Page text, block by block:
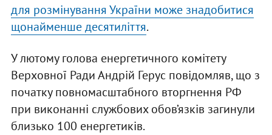
для розмінування України може знадобитися
щонайменше десятиліття.
У лютому голова енергетичного комітету
Верховної Ради Андрій Герус повідомляв, що з
початку повномасштабного вторгнення РФ
при виконанні службових обов’язків загинули
близько 100 енергетиків.